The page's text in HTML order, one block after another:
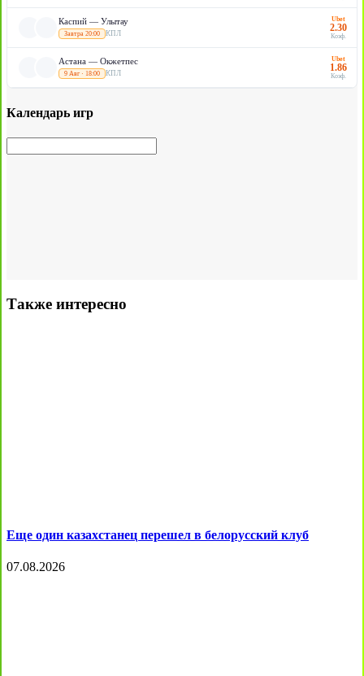
Каспий — Улытау
Завтра 20:00 КПЛ
Ubet
2.30
Коэф.
Астана — Окжетпес
9 Авг · 18:00 КПЛ
Ubet
1.86
Коэф.
Календарь игр
Также интересно
Еще один казахстанец перешел в белорусский клуб
07.08.2026